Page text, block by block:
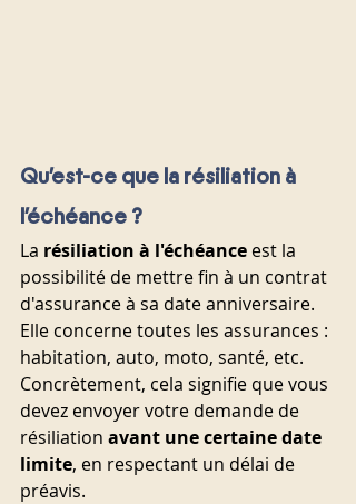
Qu'est-ce que la résiliation à
l'échéance ?
La résiliation à l'échéance est la
possibilité de mettre fin à un contrat
d'assurance à sa date anniversaire.
Elle concerne toutes les assurances :
habitation, auto, moto, santé, etc.
Concrètement, cela signifie que vous
devez envoyer votre demande de
résiliation avant une certaine date
limite, en respectant un délai de
préavis.